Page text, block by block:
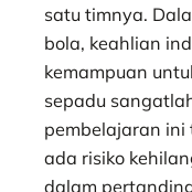
satu timnya.
bola, keahlian
kemampuan
sepadu
pembelajaran
ada risiko
dalam